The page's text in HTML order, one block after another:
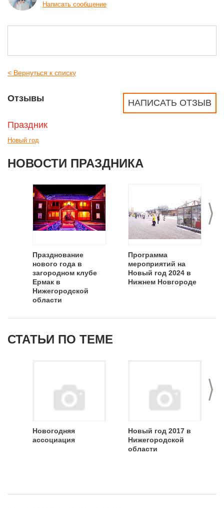
Написать сообщение
< Вернуться к списку
НАПИСАТЬ ОТЗЫВ
Отзывы
Праздник
Новый год
НОВОСТИ ПРАЗДНИКА
>
Празднование
нового года в
загородном клубе
Ермак в
Нижегородской
области
Программа
мероприятий на
Новый год 2024 в
Нижнем Новгороде
СТАТЬИ ПО ТЕМЕ
>
Новогодняя
ассоциация
Новый год 2017 в
Нижегородской
области